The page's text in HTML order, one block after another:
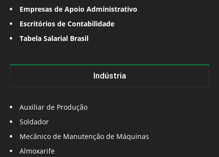
Empresas de Apoio Administrativo
Escritórios de Contabilidade
Tabela Salarial Brasil
Indústria
Auxiliar de Produção
Soldador
Mecânico de Manutenção de Máquinas
Almoxarife